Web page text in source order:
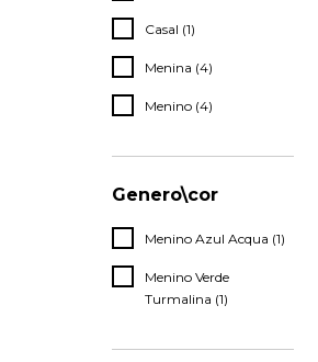
Casal (1)
Menina (4)
Menino (4)
Genero\cor
Menino Azul Acqua (1)
Menino Verde
Turmalina (1)